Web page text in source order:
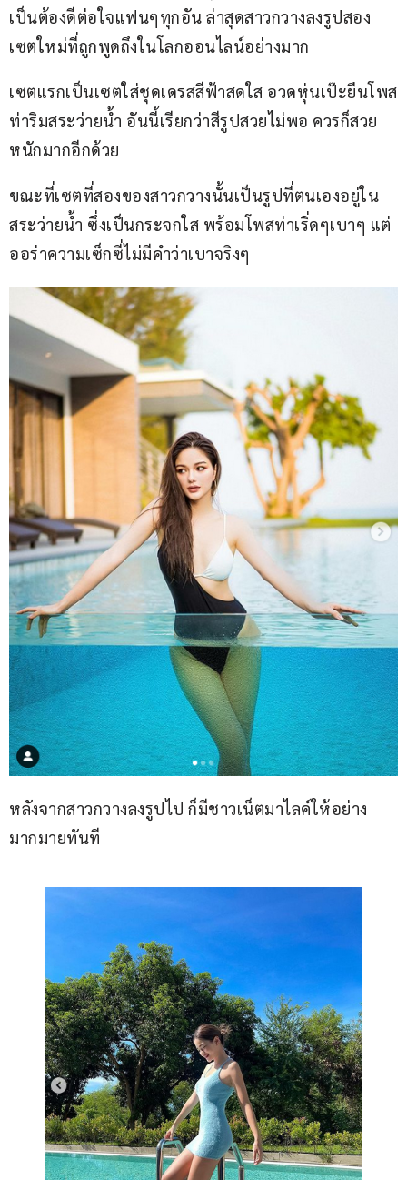
เป็นต้องดีต่อใจแฟนๆทุกอัน ล่าสุดสาวกวางลงรูปสอง
เซตใหม่ที่ถูกพูดถึงในโลกออนไลน์อย่างมาก
เซตแรกเป็นเซตใส่ชุดเดรสสีฟ้าสดใส อวดหุ่นเป๊ะยืนโพส
ท่าริมสระว่ายน้ำ อันนี้เรียกว่าสีรูปสวยไม่พอ ควรก็สวย
หนักมากอีกด้วย
ขณะที่เซตที่สองของสาวกวางนั้นเป็นรูปที่ตนเองอยู่ใน
สระว่ายน้ำ ซึ่งเป็นกระจกใส พร้อมโพสท่าเริ่ดๆเบาๆ แต่
ออร่าความเซ็กซี่ไม่มีคำว่าเบาจริงๆ
หลังจากสาวกวางลงรูปไป ก็มีชาวเน็ตมาไลค์ให้อย่าง
มากมายทันที